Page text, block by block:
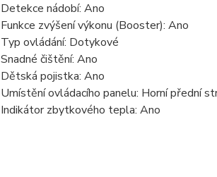
Detekce nádobí: Ano
Funkce zvýšení výkonu (Booster): Ano
Typ ovládání: Dotykové
Snadné čištění: Ano
Dětská pojistka: Ano
Umístění ovládacího panelu: Horní přední
Indikátor zbytkového tepla: Ano